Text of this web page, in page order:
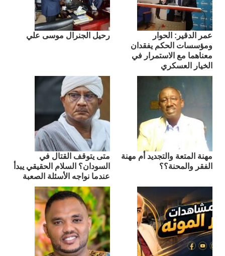
عمر الدقير: الحوار
ومؤسسات الحكم يفقدان
معناهما مع الاستمرار في
الخيار العسكري
رحيل الجنرال موسى علي
مهنة المتعة والتجديد أم مهنة
الفقر والمحنة؟؟
متى يتوقف القتال في
السودان؟ السلام الحقيقي يبدأ
عندما نواجه الأسئلة الصعبة